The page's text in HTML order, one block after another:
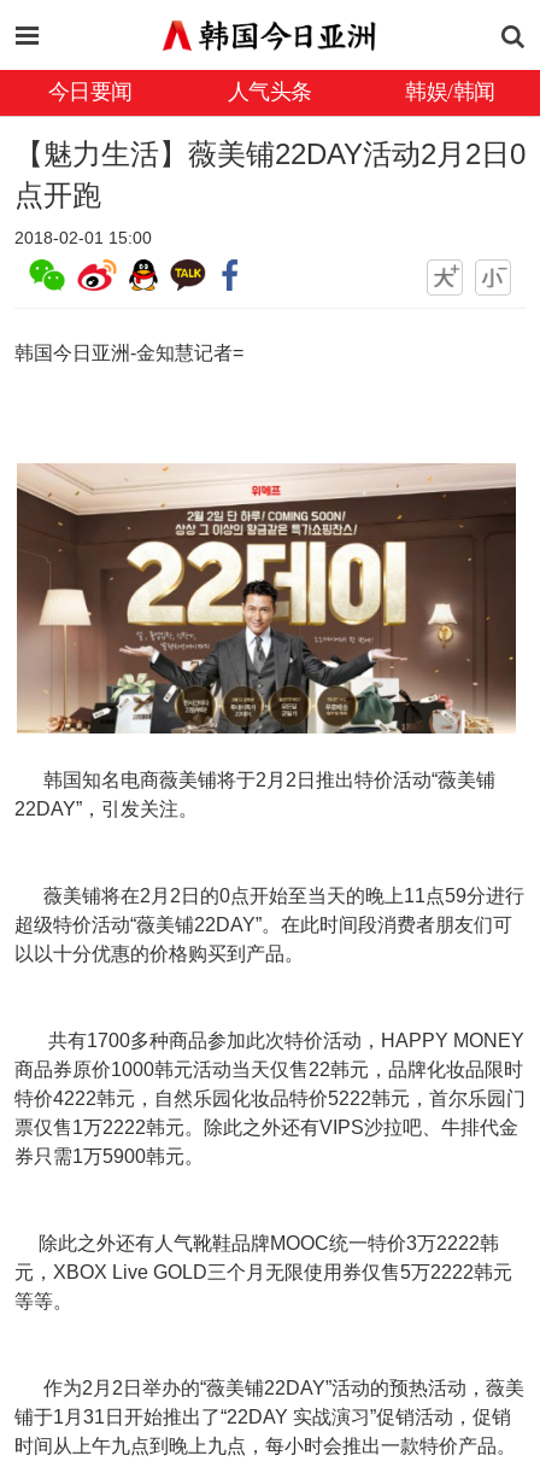
今日要闻 人气头条 韩娱/韩闻
【魅力生活】薇美铺22DAY活动2月2日0
点开跑
2018-02-01 15:00
韩国今日亚洲-金知慧记者=
韩国知名电商薇美铺将于2月2日推出特价活动“薇美铺
22DAY”，引发关注。
薇美铺将在2月2日的0点开始至当天的晚上11点59分进行
超级特价活动“薇美铺22DAY”。在此时间段消费者朋友们可
以以十分优惠的价格购买到产品。
共有1700多种商品参加此次特价活动，HAPPY MONEY
商品券原价1000韩元活动当天仅售22韩元，品牌化妆品限时
特价4222韩元，自然乐园化妆品特价5222韩元，首尔乐园门
票仅售1万2222韩元。除此之外还有VIPS沙拉吧、牛排代金
券只需1万5900韩元。
除此之外还有人气靴鞋品牌MOOC统一特价3万2222韩
元，XBOX Live GOLD三个月无限使用券仅售5万2222韩元
等等。
作为2月2日举办的“薇美铺22DAY”活动的预热活动，薇美
铺于1月31日开始推出了“22DAY 实战演习”促销活动，促销
时间从上午九点到晚上九点，每小时会推出一款特价产品。